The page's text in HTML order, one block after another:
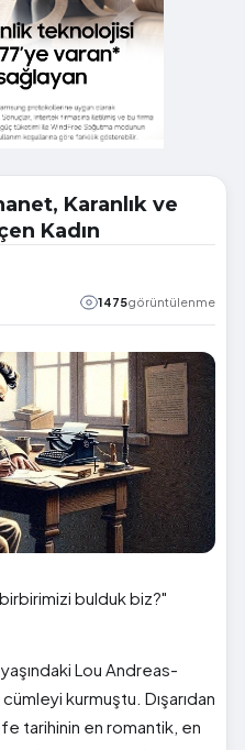
Karanlık ve
Kadın
1475görüntülenme
bulduk biz?"
Lou Andreas-
kurmuştu. Dışarıdan
tarihinin en romantik, en